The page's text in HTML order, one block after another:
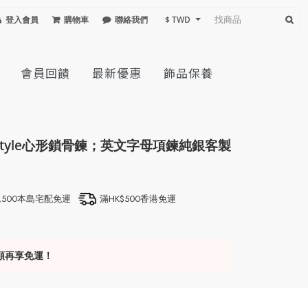
登入會員 購物車 聯絡我們 $ TWD
會員回饋 最新優惠 飾品保養
心形鎖骨鍊；英文字母項鍊純銀客製
本島宅配免運 滿HK$500香港免運
享免運！